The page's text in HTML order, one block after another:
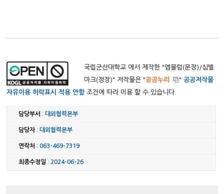
국립군산대학교 에서 제작한 "엠블럼(문장)/심벌
마크(정장)" 저작물은 "공공누리 "공공저작물
자유이용 허락표시 적용 안함조건에 따라 이용 할 수 있습니다.
담당부서 :대외협력본부
담당자:대외협력본부
연락처 :063-469-7319
최종수정일 : 2024-06-26